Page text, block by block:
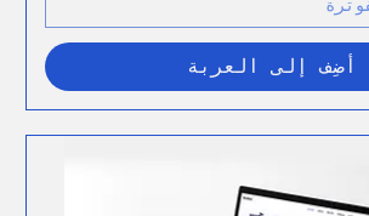
أضِف إلى العربة